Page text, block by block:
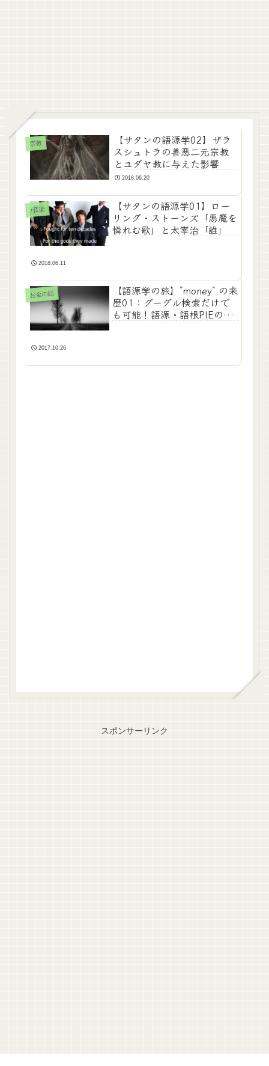
宗教
【サタンの語源学02】ザラ
スシュトラの善悪二元宗教
とユダヤ教に与えた影響
2018.06.20
♪音楽
【サタンの語源学01】ロー
リング・ストーンズ「悪魔を
憐れむ歌」と太宰治「誰」
2018.06.11
お金の話
【語源学の旅】”money” の来
歴01：グーグル検索だけで
も可能！語源・語根PIEの探
2017.10.26
スポンサーリンク